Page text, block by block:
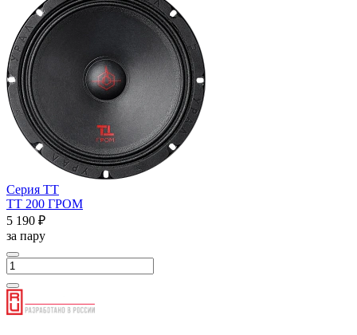
Серия ТТ
ТТ 200 ГРОМ
5 190 ₽
за пару